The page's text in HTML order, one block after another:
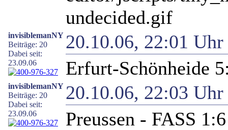
invisiblemanNY
Beiträge: 20
Dabei seit:
23.09.06
20.10.06, 22:01 Uhr
Erfurt-Schönheide
invisiblemanNY
Beiträge: 20
Dabei seit:
23.09.06
20.10.06, 22:03 Uhr
Preussen - FASS